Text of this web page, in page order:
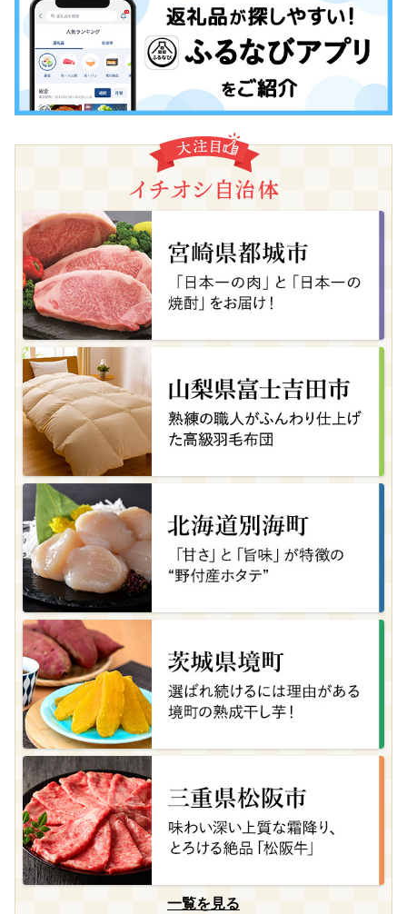
一覧を見る
岐阜県大垣市
＼しっとり香る、大人のバウムクーヘン。／
08月08日(土) 11時47分
北海道函館市
函館名物を手軽に✨北海道産いかそーめん
500g
08月08日(土) 11時20分
山口県美祢市
美祢市限定 シナモロール トートバッグ カラー
3色セット ( ブルー・ピンク・ブラック )
北海道安平町
十勝名物 豚丼の具 甘辛しょうゆ 110g × 30p
宮城県大崎市